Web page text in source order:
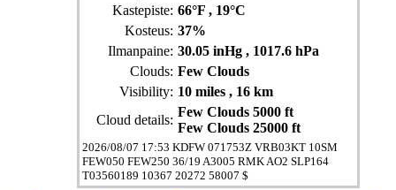
Kastepiste: 66°F , 19°C
Kosteus: 37%
Ilmanpaine: 30.05 inHg , 1017.6 hPa
Clouds: Few Clouds
Visibility: 10 miles , 16 km
Cloud details:
Few Clouds 5000 ft
Few Clouds 25000 ft
2026/08/07 17:53 KDFW 071753Z VRB03KT 10SM
FEW050 FEW250 36/19 A3005 RMK AO2 SLP164
T03560189 10367 20272 58007 $